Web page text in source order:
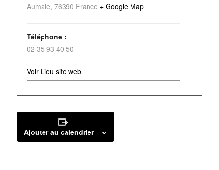
Aumale, 76390 France + Google Map
Téléphone :
02 35 93 40 50
Voir Lieu site web
Ajouter au calendrier